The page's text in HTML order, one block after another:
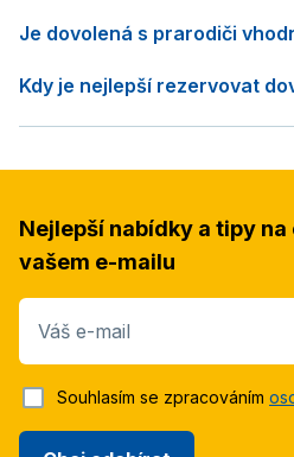
Je dovolená s prarodiči
Kdy je nejlepší rezervovat
Nejlepší nabídky a tipy
vašem e-mailu
Váš e-mail
Souhlasím se zpracováním